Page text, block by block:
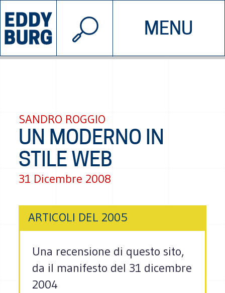
MENU
INIZIATIVE CHI SIAMO
© 2026 EDDYBURG
SANDRO ROGGIO
UN MODERNO IN
STILE WEB
31 Dicembre 2008
ARTICOLI DEL 2005
Una recensione di questo sito,
da il manifesto del 31 dicembre
2004